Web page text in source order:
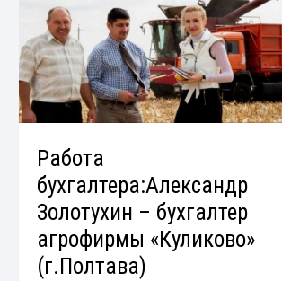
Работа
бухгалтера:Александр
Золотухин – бухгалтер
агрофирмы «Куликово»
(г.Полтава)